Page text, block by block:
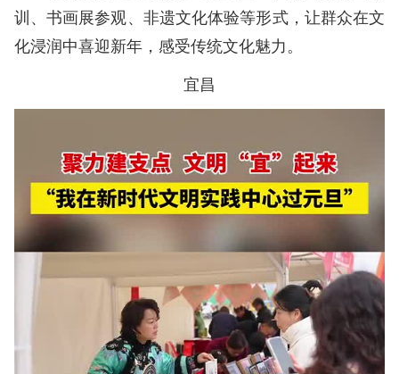
训、书画展参观、非遗文化体验等形式，让群众在文
化浸润中喜迎新年，感受传统文化魅力。
宜昌